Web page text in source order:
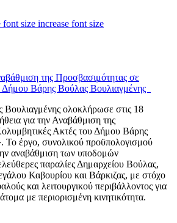
font size increase font size
ολοκλήρωσε στις 18
για την Αναβάθμιση της
Ακτές του Δήμου Βάρης
Το έργο, συνολικού προϋπολογισμού
αναβάθμιση των υποδομών
παραλίες Δημαρχείου Βούλας,
Καβουρίου και Βάρκιζας, με στόχο
και λειτουργικού περιβάλλοντος για
με περιορισμένη κινητικότητα.